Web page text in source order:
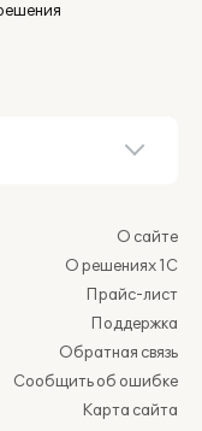
О сайте
О решениях 1С
Прайс-лист
Поддержка
Обратная связь
Сообщить об ошибке
Карта сайта